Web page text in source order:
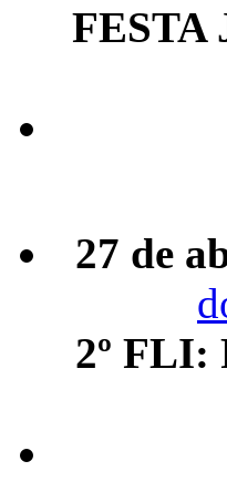
FESTA
27 de
2º FLI: